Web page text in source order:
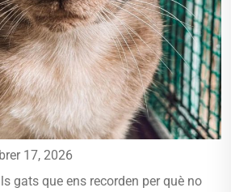
17, 2026
gats que ens recorden per què no